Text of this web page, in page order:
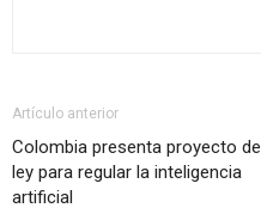
Artículo anterior
Colombia presenta proyecto de
ley para regular la inteligencia
artificial